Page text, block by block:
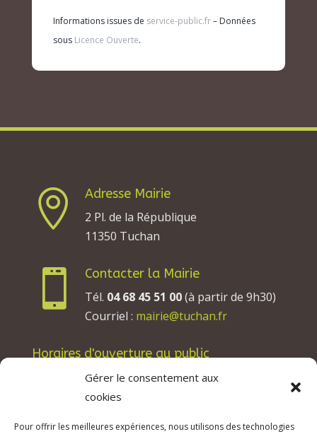
Gérer le consentement aux
cookies
Pour offrir les meilleures expériences, nous utilisons des technologies
Informations issues de service-public.fr– Données
sous Licence Ouverte.

Adresse Mairie
2 Pl. de la République
11350 Tuchan

Contacter la Mairie
Tél. 04 68 45 51 00(à partir de 9h30)
Courriel : mairie@tuchan.fr
Horaires d'ouverture au public
Les lundis, mardis et jeudis : de 8h à 12h et de
13h30 à 17h30.